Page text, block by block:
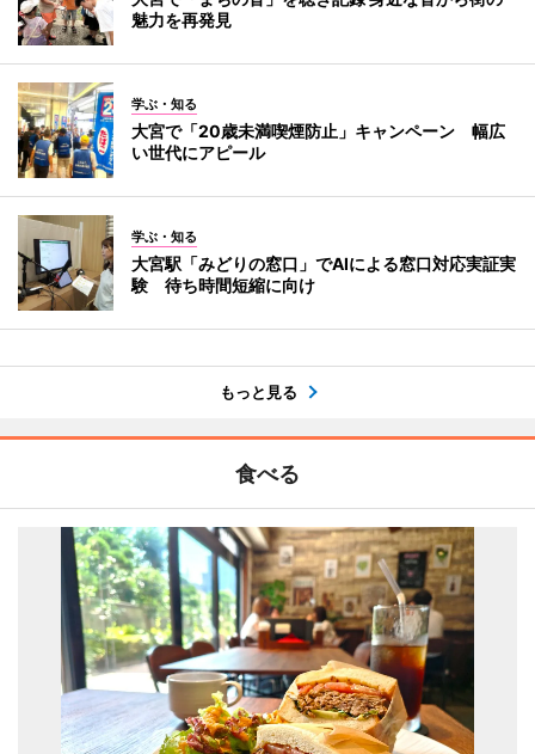
魅力を再発見
学ぶ・知る
大宮で「20歳未満喫煙防止」キャンペーン 幅広
い世代にアピール
学ぶ・知る
大宮駅「みどりの窓口」でAIによる窓口対応実証実
験 待ち時間短縮に向け
もっと見る
食べる